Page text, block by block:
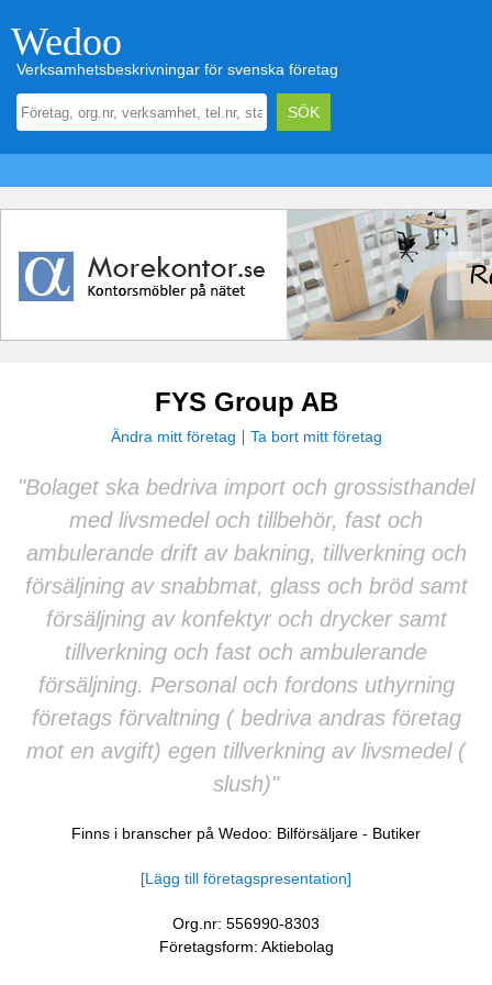
Wedoo
Verksamhetsbeskrivningar för svenska företag
FYS Group AB
Ändra mitt företag Ta bort mitt företag
"Bolaget ska bedriva import och grossisthandel
med livsmedel och tillbehör, fast och
ambulerande drift av bakning, tillverkning och
försäljning av snabbmat, glass och bröd samt
försäljning av konfektyr och drycker samt
tillverkning och fast och ambulerande
försäljning. Personal och fordons uthyrning
företags förvaltning ( bedriva andras företag
mot en avgift) egen tillverkning av livsmedel (
slush)"
Finns i branscher på Wedoo: Bilförsäljare - Butiker
[Lägg till företagspresentation]
Org.nr: 556990-8303
Företagsform: Aktiebolag